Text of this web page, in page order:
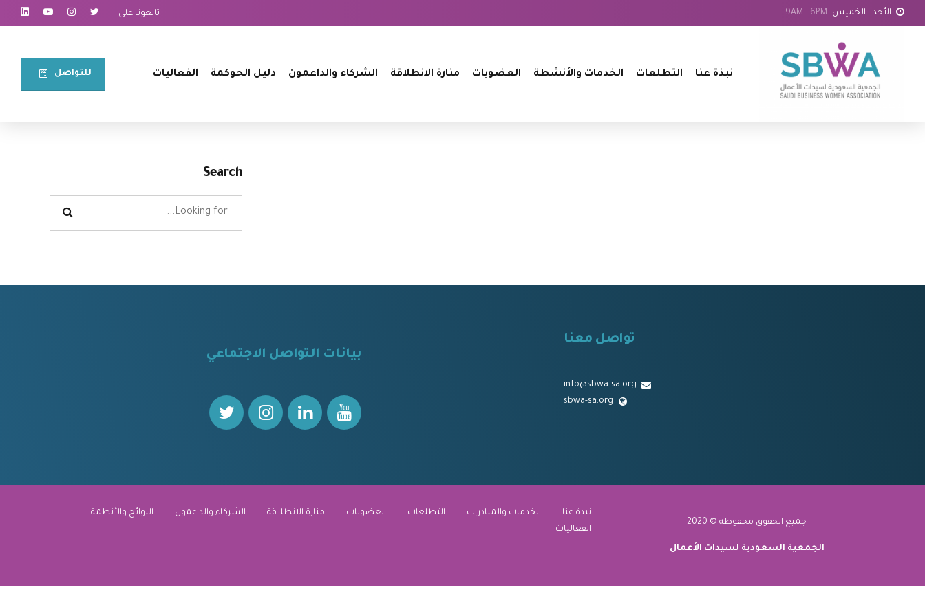
الأحد - الخميس 9AM - 6PM تابعونا على
للتواصل⠀ نبذة عنا التطلعات الخدمات والأنشطة العضويات منارة الانطلاقة الشركاء والداعمون دليل الحوكمة الفعاليات
Search
تواصل معنا
info@sbwa-sa.org
sbwa-sa.org
بيانات التواصل الاجتماعي
جميع الحقوق محفوظة © 2020
الجمعية السعودية لسيدات الأعمال
نبذة عنا الخدمات والمبادرات التطلعات العضويات منارة الانطلاقة الشركاء والداعمون
اللوائح والأنظمة
الفعاليات